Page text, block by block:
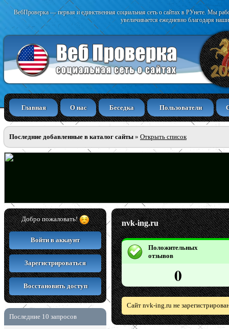
ВебПроверка — первая и единственная социальная сеть о сайтах в РУнете. Мы
увеличивается ежедневно благодаря
Главная О нас Беседка Пользователи
Последние добавленные в каталог сайты » Открыть список
Добро пожаловать!
Войти в аккаунт
Зарегистрироваться
Восстановить доступ
Последние 10 запросов
nvk-ing.ru
Положительных
отзывов
0
Сайт nvk-ing.ru не